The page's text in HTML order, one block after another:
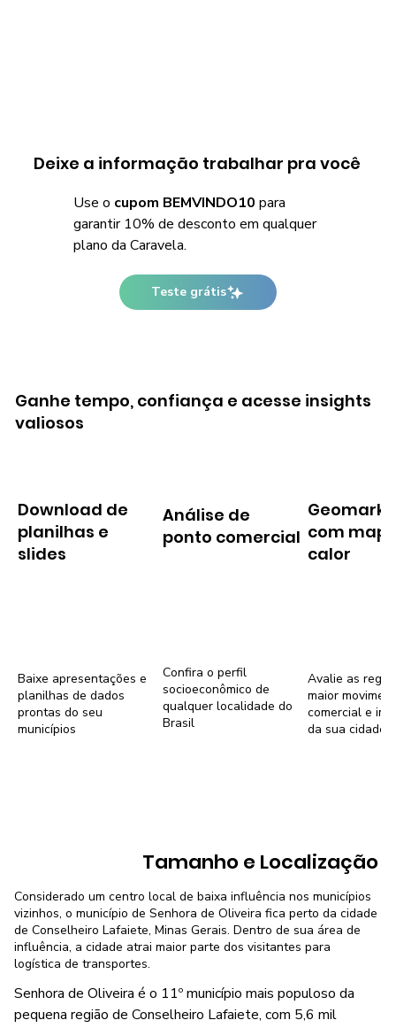
Deixe a informação trabalhar pra você
Use o cupom BEMVINDO10 para
garantir 10% de desconto em qualquer
plano da Caravela.
Teste grátis
Download de
planilhas e
slides
Baixe apresentações e
planilhas de dados
prontas do seu
municípios
Análise de
ponto comercial
Confira o perfil
socioeconômico de
qualquer localidade do
Brasil
com
calor
Avalie as
maior
comercial e
da sua cidade
Ganhe tempo, confiança e acesse insights
valiosos
Tamanho e Localização
Considerado um centro local de baixa influência nos municípios
vizinhos, o município de Senhora de Oliveira fica perto da cidade
de Conselheiro Lafaiete, Minas Gerais. Dentro de sua área de
influência, a cidade atrai maior parte dos visitantes para
logística de transportes.
Senhora de Oliveira é o 11º município mais populoso da
pequena região de Conselheiro Lafaiete, com 5,6 mil